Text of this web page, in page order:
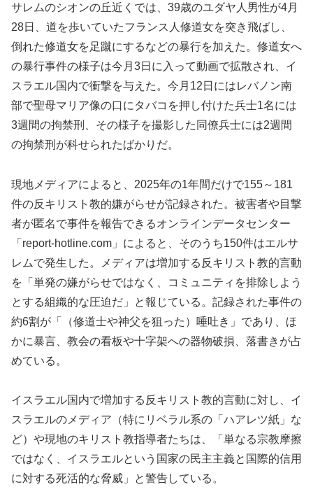
サレムのシオンの丘近くでは、39歳のユダヤ人男性が4月
28日、道を歩いていたフランス人修道女を突き飛ばし、
倒れた修道女を足蹴にするなどの暴行を加えた。修道女へ
の暴行事件の様子は今月3日に入って動画で拡散され、イ
スラエル国内で衝撃を与えた。今月12日にはレバノン南
部で聖母マリア像の口にタバコを押し付けた兵士1名には
3週間の拘禁刑、その様子を撮影した同僚兵士には2週間
の拘禁刑が科せられたばかりだ。
現地メディアによると、2025年の1年間だけで155～181
件の反キリスト教的嫌がらせが記録された。被害者や目撃
者が匿名で事件を報告できるオンラインデータセンター
「report-hotline.com」によると、そのうち150件はエルサ
レムで発生した。メディアは増加する反キリスト教的言動
を「単発の嫌がらせではなく、コミュニティを排除しよう
とする組織的な圧迫だ」と報じている。記録された事件の
約6割が「（修道士や神父を狙った）唾吐き」であり、ほ
かに暴言、教会の看板や十字架への器物破損、落書きが占
めている。
イスラエル国内で増加する反キリスト教的言動に対し、イ
スラエルのメディア（特にリベラル系の「ハアレツ紙」な
ど）や現地のキリスト教指導者たちは、「単なる宗教摩擦
ではなく、イスラエルという国家の民主主義と国際的信用
に対する死活的な脅威」と警告している。